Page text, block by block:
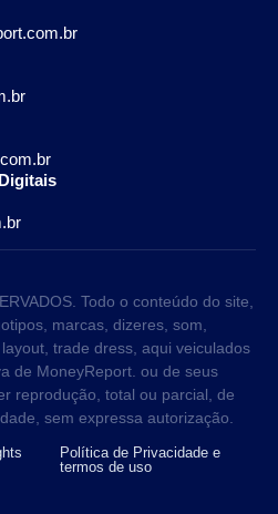
Todo o conteúdo do site,
marcas, dizeres, som,
trade dress, aqui veiculados
de MoneyReport. ou de seus
reprodução, total ou parcial, de
sem expressa autorização.
Política de Privacidade e
termos de uso